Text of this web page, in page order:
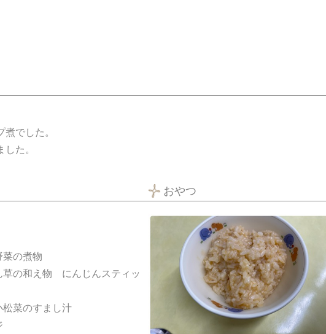
でした。
た。
菜の煮物
草の和え物 にんじんスティッ
松菜のすまし汁
おやつ